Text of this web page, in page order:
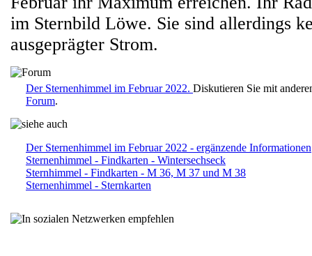
im Sternbild Löwe. Sie sind allerdings
ausgeprägter Strom.
Der Sternenhimmel im Februar 2022. Diskutieren Sie mit
Forum.
Der Sternenhimmel im Februar 2022 - ergänzende Informationen
Sternenhimmel - Findkarten - Wintersechseck
Sternhimmel - Findkarten - M 36, M 37 und M 38
Sternenhimmel - Sternkarten